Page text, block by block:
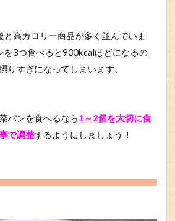
高カロリー商品が多く並んでいま
を3つ食べると900kcalほどになるの
りすぎになってしまいます。
パンを食べるなら1～2個を大切に食
で調整するようにしましょう！